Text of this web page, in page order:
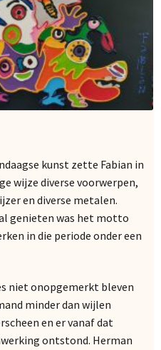
kunst zette Fabian in
wijze diverse voorwerpen,
en diverse metalen.
genieten was het motto
in die periode onder een
niet onopgemerkt bleven
minder dan wijlen
en er vanaf dat
ontstond. Herman